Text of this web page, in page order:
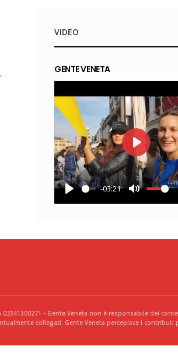
VIDEO
GENTE VENETA
-03:21
Play
02341300271 - Gente Veneta non è responsabile dei
collegati. Gente Veneta percepisce i contributi